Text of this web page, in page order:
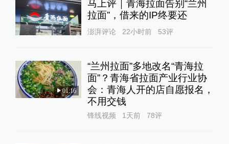
马上评｜青海拉面告别“兰州
拉面”，借来的IP终要还
澎湃评论 22小时前 53评
01:16
“兰州拉面”多地改名“青海拉
面”？青海省拉面产业行业协
会：青海人开的店自愿报名，
不用交钱
锋线视频 1天前 78评